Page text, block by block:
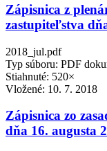
Zápisnica z
zastupiteľstva
2018_jul.pdf
Typ súboru: PDF
Stiahnuté: 520×
Vložené: 10. 7. 2018
Zápisnica zo
dňa 16. augusta